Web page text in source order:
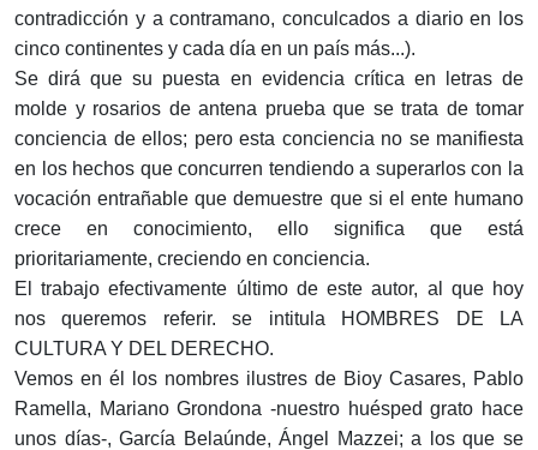
contradicción y a contramano, conculcados a diario en los
cinco continentes y cada día en un país más...).
Se dirá que su puesta en evidencia crítica en letras de
molde y rosarios de antena prueba que se trata de tomar
conciencia de ellos; pero esta conciencia no se manifiesta
en los hechos que concurren tendiendo a superarlos con la
vocación entrañable que demuestre que si el ente humano
crece en conocimiento, ello significa que está
prioritariamente, creciendo en conciencia.
El trabajo efectivamente último de este autor, al que hoy
nos queremos referir. se intitula HOMBRES DE LA
CULTURA Y DEL DERECHO.
Vemos en él los nombres ilustres de Bioy Casares, Pablo
Ramella, Mariano Grondona -nuestro huésped grato hace
unos días-, García Belaúnde, Ángel Mazzei; a los que se